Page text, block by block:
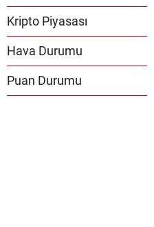
Kripto Piyasası
Hava Durumu
Puan Durumu